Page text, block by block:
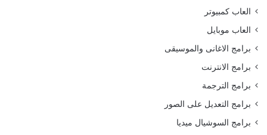
العاب كمبيوتر
العاب موبايل
برامج الاغانى والموسيقى
برامج الانترنت
برامج الترجمة
برامج التعديل على الصور
برامج السوشيال ميديا